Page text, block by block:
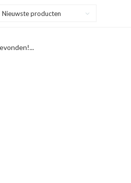
Nieuwste producten